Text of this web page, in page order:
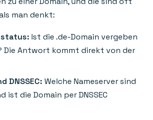
man denkt:
Ist die .de-Domain vergeben
Die Antwort kommt direkt von der
DNSSEC: Welche Nameserver sind
ist die Domain per DNSSEC